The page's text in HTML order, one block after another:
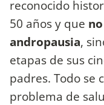
reconocido
50 años y que
andropausia,
etapas de sus
padres. Todo se
problema de